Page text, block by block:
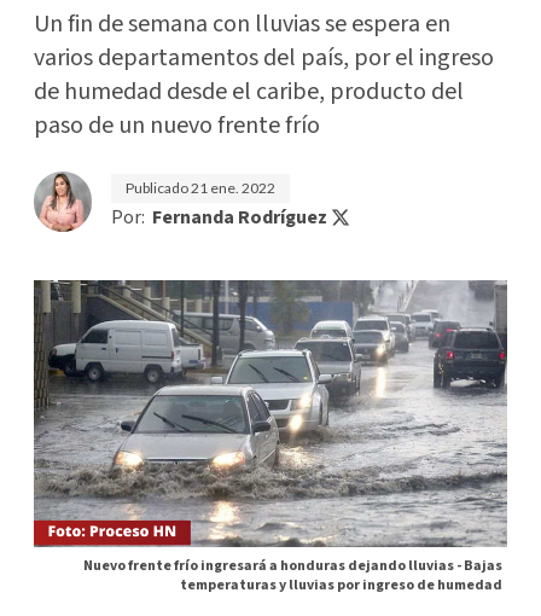
Un fin de semana con lluvias se espera en
varios departamentos del país, por el ingreso
de humedad desde el caribe, producto del
paso de un nuevo frente frío
Publicado21 ene. 2022
Por: Fernanda Rodríguez
Nuevo frente frío ingresará a honduras dejando lluvias -Bajas
temperaturas y lluvias por ingreso de humedad